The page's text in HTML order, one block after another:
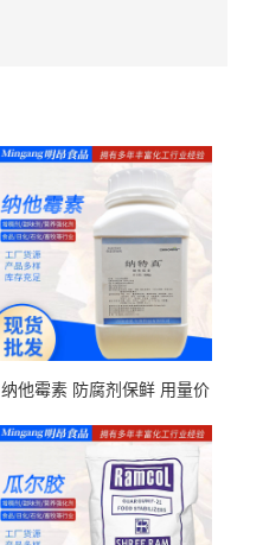
纳他霉素 防腐剂保鲜 用量价